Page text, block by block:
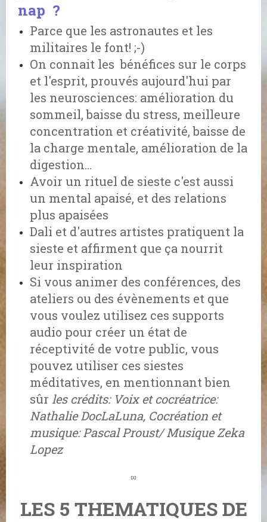
nap ?
Parce que les astronautes et les
militaires le font! ;-)
On connait les bénéfices sur le corps
et l'esprit, prouvés aujourd'hui par
les neurosciences: amélioration du
sommeil, baisse du stress, meilleure
concentration et créativité, baisse de
la charge mentale, amélioration de la
digestion...
Avoir un rituel de sieste c'est aussi
un mental apaisé, et des relations
plus apaisées
Dali et d'autres artistes pratiquent la
sieste et affirment que ça nourrit
leur inspiration
Si vous animer des conférences, des
ateliers ou des évènements et que
vous voulez utilisez ces supports
audio pour créer un état de
réceptivité de votre public, vous
pouvez utiliser ces siestes
méditatives, en mentionnant bien
sûr les crédits: Voix et cocréatrice:
Nathalie DocLaLuna, Cocréation et
musique: Pascal Proust/ Musique Zeka
Lopez
∞
LES 5 THEMATIQUES DE